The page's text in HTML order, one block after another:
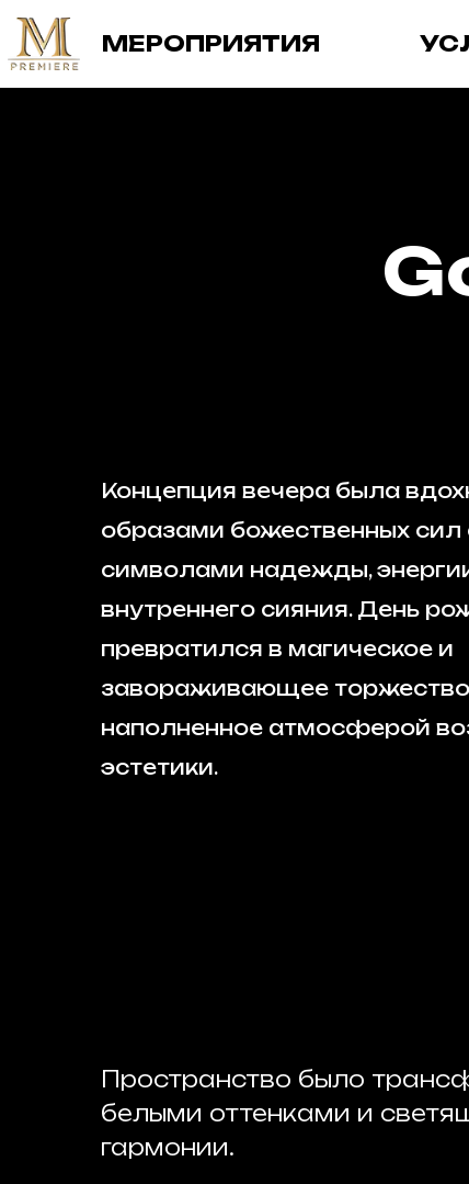
МЕРОПРИЯТИЯ
Концепция вечера была
образами божественных сил
символами надежды,
внутреннего сияния. День
превратился в магическое и
завораживающее
наполненное атмосферой
эстетики.
Пространство было
белыми оттенками и
гармонии.